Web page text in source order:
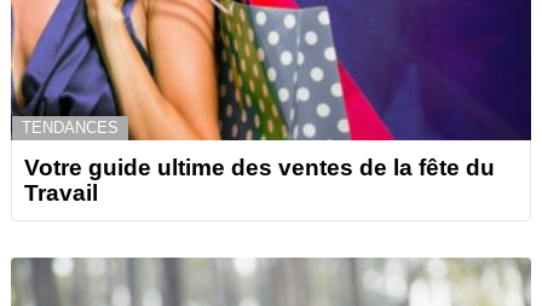
TENDANCES
Votre guide ultime des ventes de la fête du
Travail